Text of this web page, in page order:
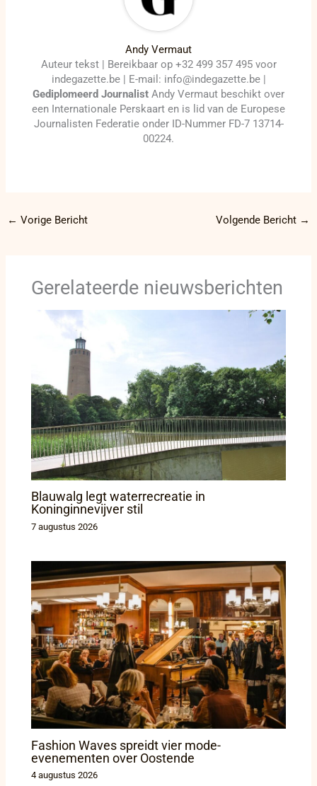
Andy Vermaut
Auteur tekst | Bereikbaar op +32 499 357 495 voor
indegazette.be | E-mail: info@indegazette.be |
Gediplomeerd Journalist Andy Vermaut beschikt over
een Internationale Perskaart en is lid van de Europese
Journalisten Federatie onder ID-Nummer FD-7 13714-
00224.
← Vorige Bericht Volgende Bericht →
Gerelateerde nieuwsberichten
Blauwalg legt waterrecreatie in
Koninginnevijver stil
7 augustus 2026
Fashion Waves spreidt vier mode-
evenementen over Oostende
4 augustus 2026